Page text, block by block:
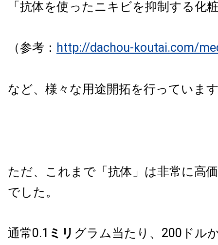
「抗体を使ったニキビを抑制する化
（参考： http://dachou-koutai.com/
など、様々な用途開拓を行っていま
ただ、これまで「抗体」は非常に高
でした。
通常0.1 ミリ グラム当たり、200ドル